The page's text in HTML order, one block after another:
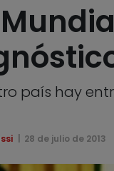
país hay
28 de julio de 2013